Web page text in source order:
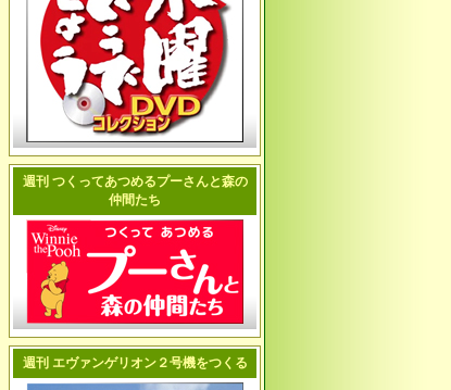
週刊 つくってあつめるプーさんと森の
仲間たち
週刊 エヴァンゲリオン２号機をつくる